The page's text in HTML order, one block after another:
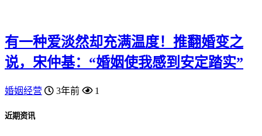
有一种爱淡然却充满温度！推翻婚变之
说，宋仲基：“婚姻使我感到安定踏实”
婚姻经营 3年前 1
近期资讯